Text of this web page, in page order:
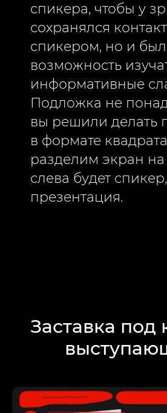
спикера, чтобы у
сохранялся
спикером, но и
возможность
информативные
Подложка не
вы решили делать
в формате
разделим экран
слева будет
презентация.
Заставка под